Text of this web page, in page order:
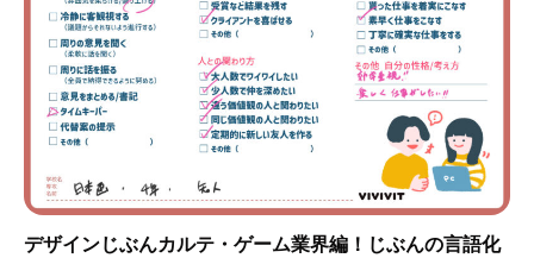
デザインじぶんカルテ・ゲーム業界編！じぶんの言語化